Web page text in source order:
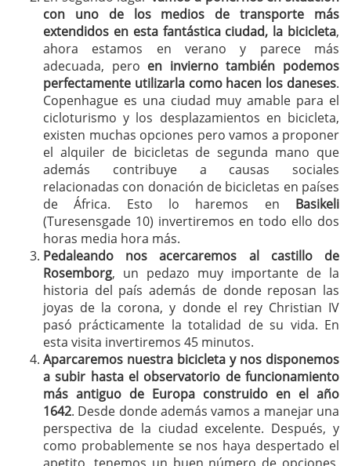
con uno de los medios de transporte más
extendidos en esta fantástica ciudad, la bicicleta,
ahora estamos en verano y parece más
adecuada, pero en invierno también podemos
perfectamente utilizarla como hacen los daneses.
Copenhague es una ciudad muy amable para el
cicloturismo y los desplazamientos en bicicleta,
existen muchas opciones pero vamos a proponer
el alquiler de bicicletas de segunda mano que
además contribuye a causas sociales
relacionadas con donación de bicicletas en países
de África. Esto lo haremos en Basikeli
(Turesensgade 10) invertiremos en todo ello dos
horas media hora más.
Pedaleando nos acercaremos al castillo de
Rosemborg, un pedazo muy importante de la
historia del país además de donde reposan las
joyas de la corona, y donde el rey Christian IV
pasó prácticamente la totalidad de su vida. En
esta visita invertiremos 45 minutos.
Aparcaremos nuestra bicicleta y nos disponemos
a subir hasta el observatorio de funcionamiento
más antiguo de Europa construido en el año
1642. Desde donde además vamos a manejar una
perspectiva de la ciudad excelente. Después, y
como probablemente se nos haya despertado el